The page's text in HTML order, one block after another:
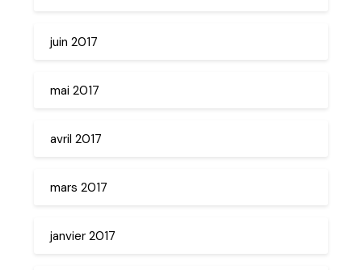
juin 2017
mai 2017
avril 2017
mars 2017
janvier 2017